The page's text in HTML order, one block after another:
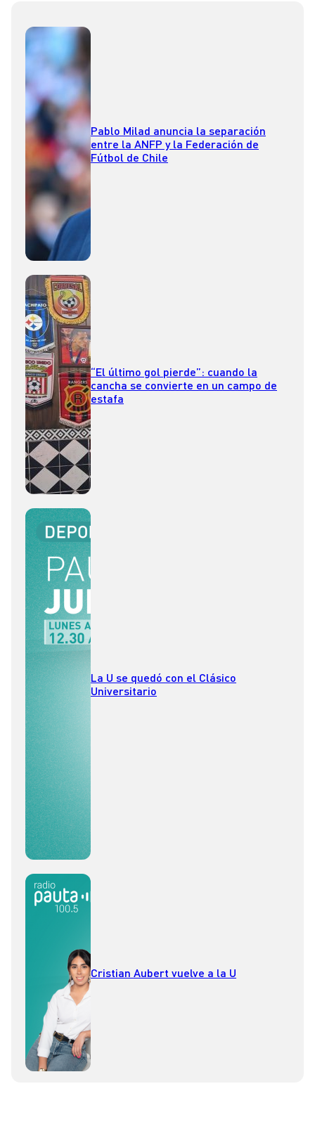
Pablo Milad anuncia la separación
entre la ANFP y la Federación de
Fútbol de Chile
“El último gol pierde”: cuando la
cancha se convierte en un campo de
estafa
La U se quedó con el Clásico
Universitario
Cristian Aubert vuelve a la U